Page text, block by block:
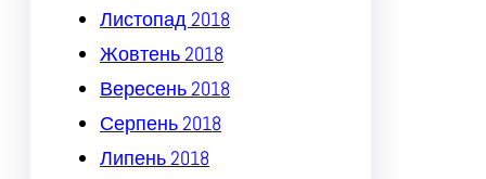
Листопад 2018
Жовтень 2018
Вересень 2018
Серпень 2018
Липень 2018